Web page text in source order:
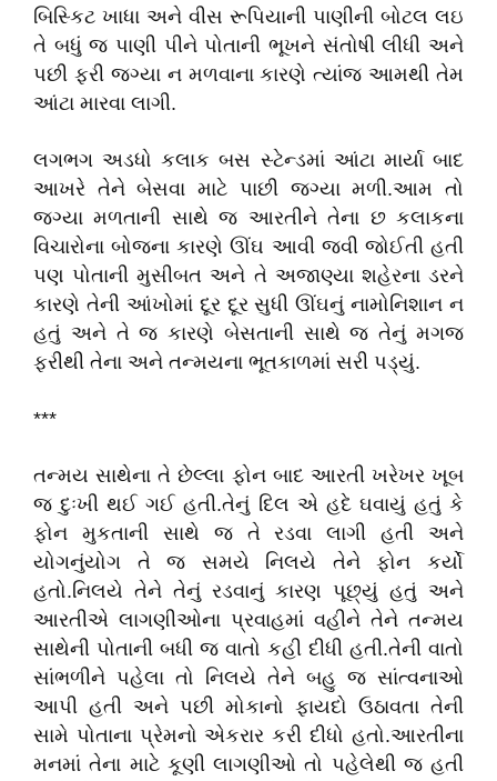
બિસ્કિટ ખાધા અને વીસ રૂપિયાની પાણીની બોટલ લઇ
તે બધું જ પાણી પીને પોતાની ભૂખને સંતોષી લીધી અને
પછી ફરી જગ્યા ન મળવાના કારણે ત્યાંજ આમથી તેમ
આંટા મારવા લાગી.
લગભગ અડધો કલાક બસ સ્ટેન્ડમાં આંટા માર્યા બાદ
આખરે તેને બેસવા માટે પાછી જગ્યા મળી.આમ તો
જગ્યા મળતાની સાથે જ આરતીને તેના છ કલાકના
વિચારોના બોજના કારણે ઊંઘ આવી જવી જોઈતી હતી
પણ પોતાની મુસીબત અને તે અજાણ્યા શહેરના ડરને
કારણે તેની આંખોમાં દૂર દૂર સુધી ઊંઘનું નામોનિશાન ન
હતું અને તે જ કારણે બેસતાની સાથે જ તેનું મગજ
ફરીથી તેના અને તન્મયના ભૂતકાળમાં સરી પડ્યું.
***
તન્મય સાથેના તે છેલ્લા ફોન બાદ આરતી ખરેખર ખૂબ
જ દુઃખી થઈ ગઈ હતી.તેનું દિલ એ હદે ઘવાયું હતું કે
ફોન મુકતાની સાથે જ તે રડવા લાગી હતી અને
યોગનુંયોગ તે જ સમયે નિલયે તેને ફોન કર્યો
હતો.નિલયે તેને તેનું રડવાનું કારણ પૂછ્યું હતું અને
આરતીએ લાગણીઓના પ્રવાહમાં વહીને તેને તન્મય
સાથેની પોતાની બધી જ વાતો કહી દીધી હતી.તેની વાતો
સાંભળીને પહેલા તો નિલયે તેને બહુ જ સાંત્વનાઓ
આપી હતી અને પછી મોકાનો ફાયદો ઉઠાવતા તેની
સામે પોતાના પ્રેમનો એકરાર કરી દીધો હતો.આરતીના
મનમાં તેના માટે કૂણી લાગણીઓ તો પહેલેથી જ હતી